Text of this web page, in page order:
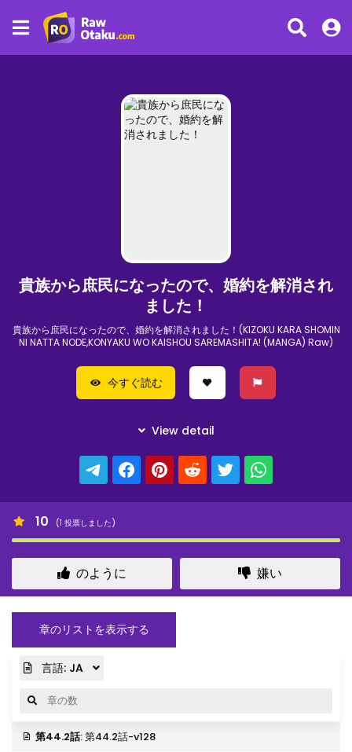
貴族から庶民になったので、婚約を解消され
ました！
貴族から庶民になったので、婚約を解消されました！(KIZOKU KARA SHOMIN
NI NATTA NODE,KONYAKU WO KAISHOU SAREMASHITA! (MANGA) Raw)
今すぐ読む
10 (1 投票しました)
のように 嫌い
章のリストを表示する
言語: JA
第44.2話: 第44.2話-v128